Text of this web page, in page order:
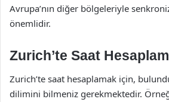
Avrupa’nın diğer bölgeleriyle
önemlidir.
Zurich’te Saat
Zurich’te saat hesaplamak için,
dilimini bilmeniz gerekmektedir.